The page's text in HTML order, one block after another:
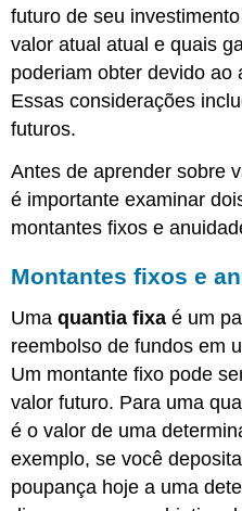
futuro de seu
valor atual atual e quais
poderiam obter devido ao
Essas considerações
futuros.
Antes de aprender sobre
é importante examinar
montantes fixos e
Montantes fixos e
Umaquantia fixa é um
reembolso de fundos em
Um montante fixo pode
valor futuro. Para uma
é o valor de uma
exemplo, se você
poupança hoje a uma